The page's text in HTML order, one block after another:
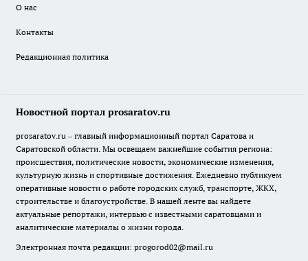
О нас
Контакты
Редакционная политика
Новостной портал prosaratov.ru
prosaratov.ru – главный информационный портал Саратова и
Саратовской области. Мы освещаем важнейшие события региона:
происшествия, политические новости, экономические изменения,
культурную жизнь и спортивные достижения. Ежедневно публикуем
оперативные новости о работе городских служб, транспорте, ЖКХ,
строительстве и благоустройстве. В нашей ленте вы найдете
актуальные репортажи, интервью с известными саратовцами и
аналитические материалы о жизни города.
Электронная почта редакции: progorod02@mail.ru